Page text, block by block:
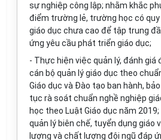
sự nghiệp công lập; nhằm khắc
điểm trường lẻ, trường học có
giáo dục chưa cao để tập trung
ứng yêu cầu phát triển giáo dục;
- Thực hiện việc quản lý, đánh giá
cán bộ quản lý giáo dục theo
Giáo dục và Đào tạo ban hành,
tục rà soát chuẩn nghề nghiệp
học theo Luật Giáo dục năm
quản lý biên chế, tuyển dụng giáo
lượng và chất lượng đội ngũ đáp